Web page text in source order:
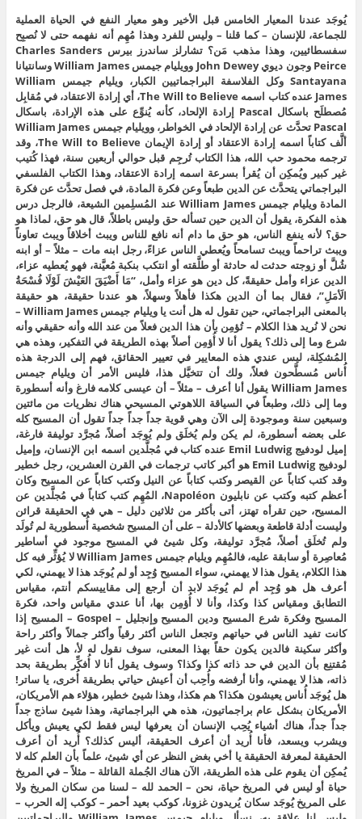
يُوجَد عندنا المعيار الخامس قبل الأخير وهو معيار النفع في الحياة العملية
للجماعة، للإنسان – كما قلنا – وليس للفرد وهذا مُهِم أنه نفهمه حتى لا نُصبِح
سفسطائيين، وهذا مذهب مَن؟ تشارلز ساندرز بيرس Charles Sanders
Peirce وجون ديوي John Dewey وويليام جيمس William James وسانتيانا
Santayana وكل الفلاسفة البراجماتيين الكبار، ويليام جيمس William
James عنده كتاب اسمه The Will to Believe، أي إرادة الاعتقاد، في مُقابِل
مُصطلَح باسكال Pascal إرادة الإلحاد، كأنه يُنوِّع على هذه الإرادة، باسكال
Pascal تحدَّث عن إرادة الإلحاد في الخواطر، وويليام جيمس William James
ألَّف كتاباً اسمه إرادة الاعتقاد أو إرادة الإيمان The Will to Believe، وقد
ترجمه محمود حب الله، هذا الكتاب تُرجِم قبل حوالي أربعين سنة، فهذا كُتيب
غير كبير ويُمكِن أن يُقرأ بسرعة اسمه إرادة الاعتقاد، وهذا الكتاب الفلسفي
البراجماتي يتحدَّث عن الدين طبعاً وعن فكرة المادة، في فصل تحدَّث عن فكرة
المادة ويليام جيمس William James عند المُسلِمين الشيعة، فالرجل درس
هذه الفكرة، يقول أن الدين حين تسأله حق وليس باطلاً، قال هو حق، لماذا هو
حق؟ لأنه ينفع الناس، هو حق ما دام أنه نافع للناس ويبث أخلاقاً ويبث تعاوناً
ويبث تراحماً ويبث تسامحاً ويُعطي الناس عزاءً، رجل ابنه مات – مثلاً – أو ابنه
شُلَّ أو زوجته حدثت له حادثة أو طلَّقته أو انتكب بنكبة مُعيَّنة، فهو يُعطيه عزاء،
الدين عزاء وأمل حقيقةً، كل دين هو عزاء وأمل، “مَا أَضْيَقَ العَيْشَ لَوْلَا فُسْحَةُ
الَأمَلِ”، فقال بما أن الدين هكذا فأهلاً وسهلاً، هو عندنا حقيقة، هو حقيقة
بالمعنى البراجماتي، حين تقول له هل أنت يا ويليام جيمس William James –
نحن لا نُريد هذا الكلام – تُؤمِن بأن هذا الدين فعلاً من عند الله وأنه حقيقي وأنه
شرع وما إلى ذلك؟ يقول أنا لا أُؤمِن أصلاً بهذه الطريقة في التفكير، وهذه هي
المُشكِلة، ليس عندي هذه المعايير في تعيير الحقائق، فهم إلى الدرجة هذه
أُناس مُسطَّحون فعلاً، ولك أن تتخيَّل هذا، فليس الأمر أن ويليام جيمس
William James يقول أنا أعرف – مثلاً – أن عيسى كلامه فارغ وأنه أسطورة
وما إلى ذلك، وطبعاً في السياقة اللاهوتي المسيحي هناك نظريات من مائتين
وسبعين سنة وموجودة إلى الآن وهي قوية جداً جداً جداً تقول أن المسيح كله
على بعضه أسطورة، لم يكن ولم يُخلَق ولم يُوجَد أصلاً، مُجرَّد توليفة فارغة،
إميل لودفيج Emil Ludwig عنده كتاب في مُجلَّدين اسمه ابن الإنسان، وإميل
لودفيج Emil Ludwig هو أكبر كاتب ترجمات في القرن العشرين، رجل خطير
وقد كتب كتاباً عن القيصر وكتب كتاباً عن النيل وكتب كتاباً عن المسيح وكان
أعظم كتبه وكتب عن نابليون Napoléon، المُهِم كتب كتاباً في مُجلَّدين عن
المسيح، حين تقرأه تهتز، أتى بأكثر من ثلاثين دليل – هي في الحقيقة قرائن
وليست أدلة قاطعة وبعضها كالأدلة – على أن المسيح شخصية أُسطورية لم تُولَد
ولم تُخلَق أصلاً، مُجرَّد توليفة، وكل شيئ في المسيح موجود في أساطير
مُعاصِرة أو سابقة عليه، فالمُهِم ويليام جيمس William James لا يُؤثِّر فيه كل
هذا الكلام، يقول هذا لا يهمني، سواء المسيح وُجِد أو لم يُوجَد هذا لا يهمني، لكي
أعرف هل هو وُجِد أم لم يُوجَد لابد أن أرجع إلى مقاييسكم أنتم، مقياس
التطابق ومقياس كذا وكذا، وأنا لا أُؤمِن بها، أنا عندي مقياس واحد، فكرة
المسيح وفكرة شرع المسيح ودين المسيح وإنجليل – Gospel – المسيح إذا
كانت تفيد الناس في حياتهم وتجعل الناس أكثر رقياً وأكثر جمالاً وأكثر راحة
وأكثر سكينة فالدين يكون حقاً بهذا المعنى، سوف نقول له لأ، هل أنت غير
مُقتنِع بأن الدين في حد ذاته كذا وكذا؟ وسوف يقول أنا لا أُفكِّر بطريقة بحد
ذاته، هذا لا يهمني، وأنا أرفضه وأُحِب أن أعيش حياتي بطريقة أُخرى، يا ساتر!
هل يُوجَد أُناس يعيشون هكذا؟ هم هكذا، وهذا شيئ خطير، هؤلاء هم الأمريكان،
الأمريكان بشكل عام براجماتيون، هذه هي البراجماتية، وهذا شيئ ساذج جداً
جداً جداً، هناك أشياء يُحِب الإنسان أن يعرفها ليس فقط لكي يعيش ويأكل
ويشرب ويسعد، فأنا أُريد أن أعرف الحقيقة، أليس كذلك؟ أُريد أن أعرف
الحقيقة لمعرفة الحقيقة يا أخي بغض النظر عن أي شيئ، علماً بأن العلم كله لا
يُمكِن أن يقوم على هذه الطريقة، الآن هناك الجُملة القائلة – مثلاً – في المريخ
حياة أو ليس في المريخ حياة، نحن – الحمد لله – لسنا من سكان المريخ ولا
على المريخ يُوجَد سكان يُريدون غزونا، كوكب بعيد أحمر – كوكب إله الحرب –